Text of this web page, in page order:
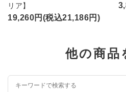
リア】
19,260円(税込21,186円)
他の商品